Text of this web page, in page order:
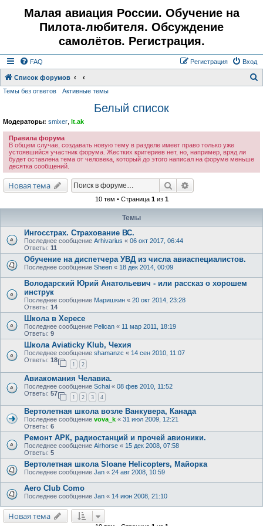
Малая авиация России. Обучение на
Пилота-любителя. Обсуждение
самолётов. Регистрация.
FAQ Вход
Регистрация
Список форумов
к
Темы без ответов Активные темы
Белый список
Модераторы: smixer lt.ak
Правила форума
В общем случае, создавать новую тему в разделе имеет право только уже
устоявшийся участник форума. Жестких критериев нет, но, например, вряд ли
будет оставлена тема от человека, который до этого написал на форуме меньше
десятка сообщений.
Новая тема Поиск
10 тем • Страница 1из 1
Темы
Ингосстрах. Страхование ВС.
Последнее сообщение Arhivarius « 06 окт 2017, 06:44
Ответы: 11
Обучение на диспетчера УВД из числа авиаспециалистов.
Последнее сообщение Sheen « 18 дек 2014, 00:09
Володарский Юрий Анатольевич - или рассказ о хорошем
инструк
Последнее сообщение Маришкин « 20 окт 2014, 23:28
Ответы: 14
Школа в Хересе
Последнее сообщение Pelican « 11 мар 2011, 18:19
Ответы: 9
Школа Aviaticky Klub, Чехия
Последнее сообщение shamanzc « 14 сен 2010, 11:07
Ответы: 18
1 2
Авиакомания Челавиа.
Последнее сообщение Schai « 08 фев 2010, 11:52
Ответы: 57
1 2 3 4
Вертолетная школа возле Ванкувера, Канада
Последнее сообщение vova_k « 31 июл 2009, 12:21
Ответы: 6
Ремонт АРК, радиостанций и прочей авионики.
Последнее сообщение Airhorse « 15 дек 2008, 07:58
Ответы: 5
Вертолетная школа Sloane Helicopters, Майорка
Последнее сообщение Jan « 24 авг 2008, 10:59
Aero Club Como
Последнее сообщение Jan « 14 июн 2008, 21:10
Новая тема